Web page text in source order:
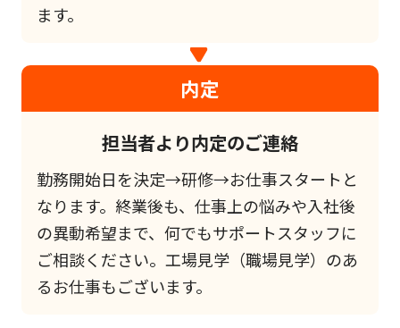
ます。
内定
担当者より内定のご連絡
勤務開始日を決定→研修→お仕事スタートと
なります。終業後も、仕事上の悩みや入社後
の異動希望まで、何でもサポートスタッフに
ご相談ください。工場見学（職場見学）のあ
るお仕事もございます。